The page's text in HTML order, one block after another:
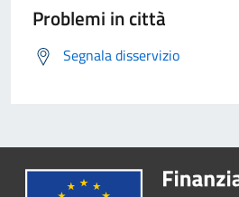
Problemi in città
Segnala disservizio